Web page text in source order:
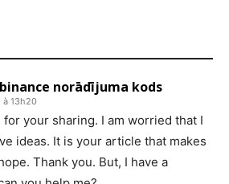
norādījuma kods
13h20
for your sharing. I am worried that I
ideas. It is your article that makes
Thank you. But, I have a